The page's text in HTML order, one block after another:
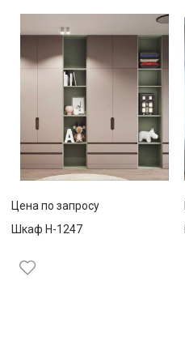
Цена по запросу
Шкаф Н-1247